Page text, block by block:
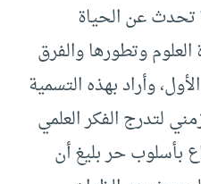
تحدث عن الحياة
العلوم وتطورها والفرق
وأراد بهذه التسمية
لتدرج الفكر العلمي
حر بليغ أن